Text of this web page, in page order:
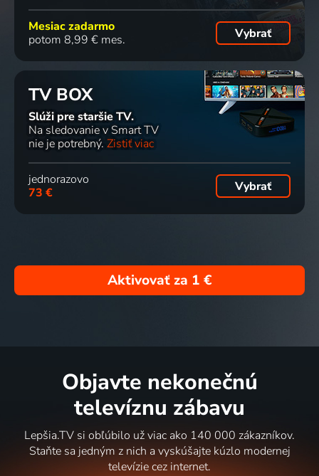
Mesiac zadarmo
potom 8,99 € mes.
Vybrať
TV BOX
Slúži pre staršie TV.
Na sledovanie v Smart TV
nie je potrebný. Zistiť viac
jednorazovo
73 €
Vybrať
Aktivovať za 1 €
Objavte nekonečnú
televíznu zábavu
Lepšia.TV si obľúbilo už viac ako 140 000 zákazníkov.
Staňte sa jedným z nich a vyskúšajte kúzlo modernej
televízie cez internet.